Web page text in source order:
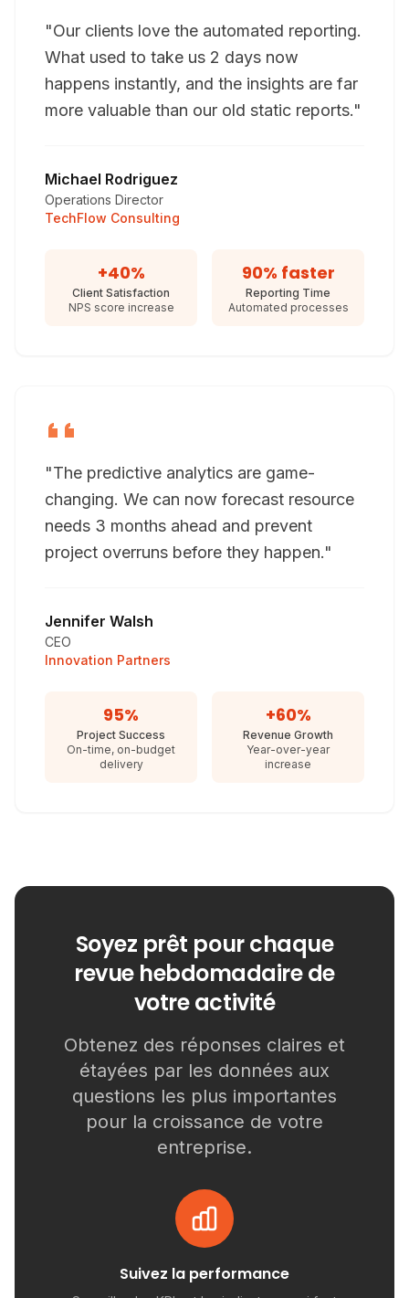
"Our clients love the automated reporting.
What used to take us 2 days now
happens instantly, and the insights are far
more valuable than our old static reports."
Michael Rodriguez
Operations Director
TechFlow Consulting
+40%
Client Satisfaction
NPS score increase
90% faster
Reporting Time
Automated processes
"The predictive analytics are game-
changing. We can now forecast resource
needs 3 months ahead and prevent
project overruns before they happen."
Jennifer Walsh
CEO
Innovation Partners
95%
Project Success
On-time, on-budget
delivery
+60%
Revenue Growth
Year-over-year
increase
Soyez prêt pour chaque
revue hebdomadaire de
votre activité
Obtenez des réponses claires et
étayées par les données aux
questions les plus importantes
pour la croissance de votre
entreprise.
Suivez la performance